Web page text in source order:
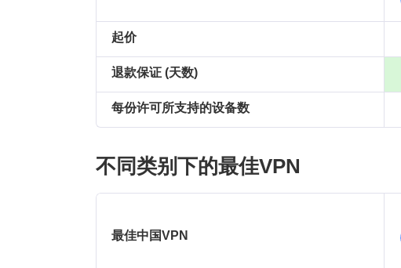
起价
退款保证 (天数)
每份许可所支持的设备数
不同类别下的最佳VPN
最佳中国VPN